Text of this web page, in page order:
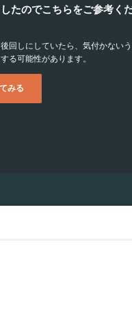
たのでこちらをご参考く
回しにしていたら、気付かないう
る可能性があります。
みる